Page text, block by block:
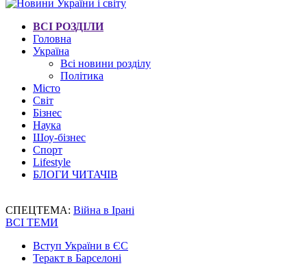
ВСІ РОЗДІЛИ
Головна
Україна
Всі новини розділу
Політика
Місто
Світ
Бізнес
Наука
Шоу-бізнес
Спорт
Lifestyle
БЛОГИ ЧИТАЧІВ
СПЕЦТЕМА: Війна в Ірані
ВСІ ТЕМИ
Вступ України в ЄС
Теракт в Барселоні